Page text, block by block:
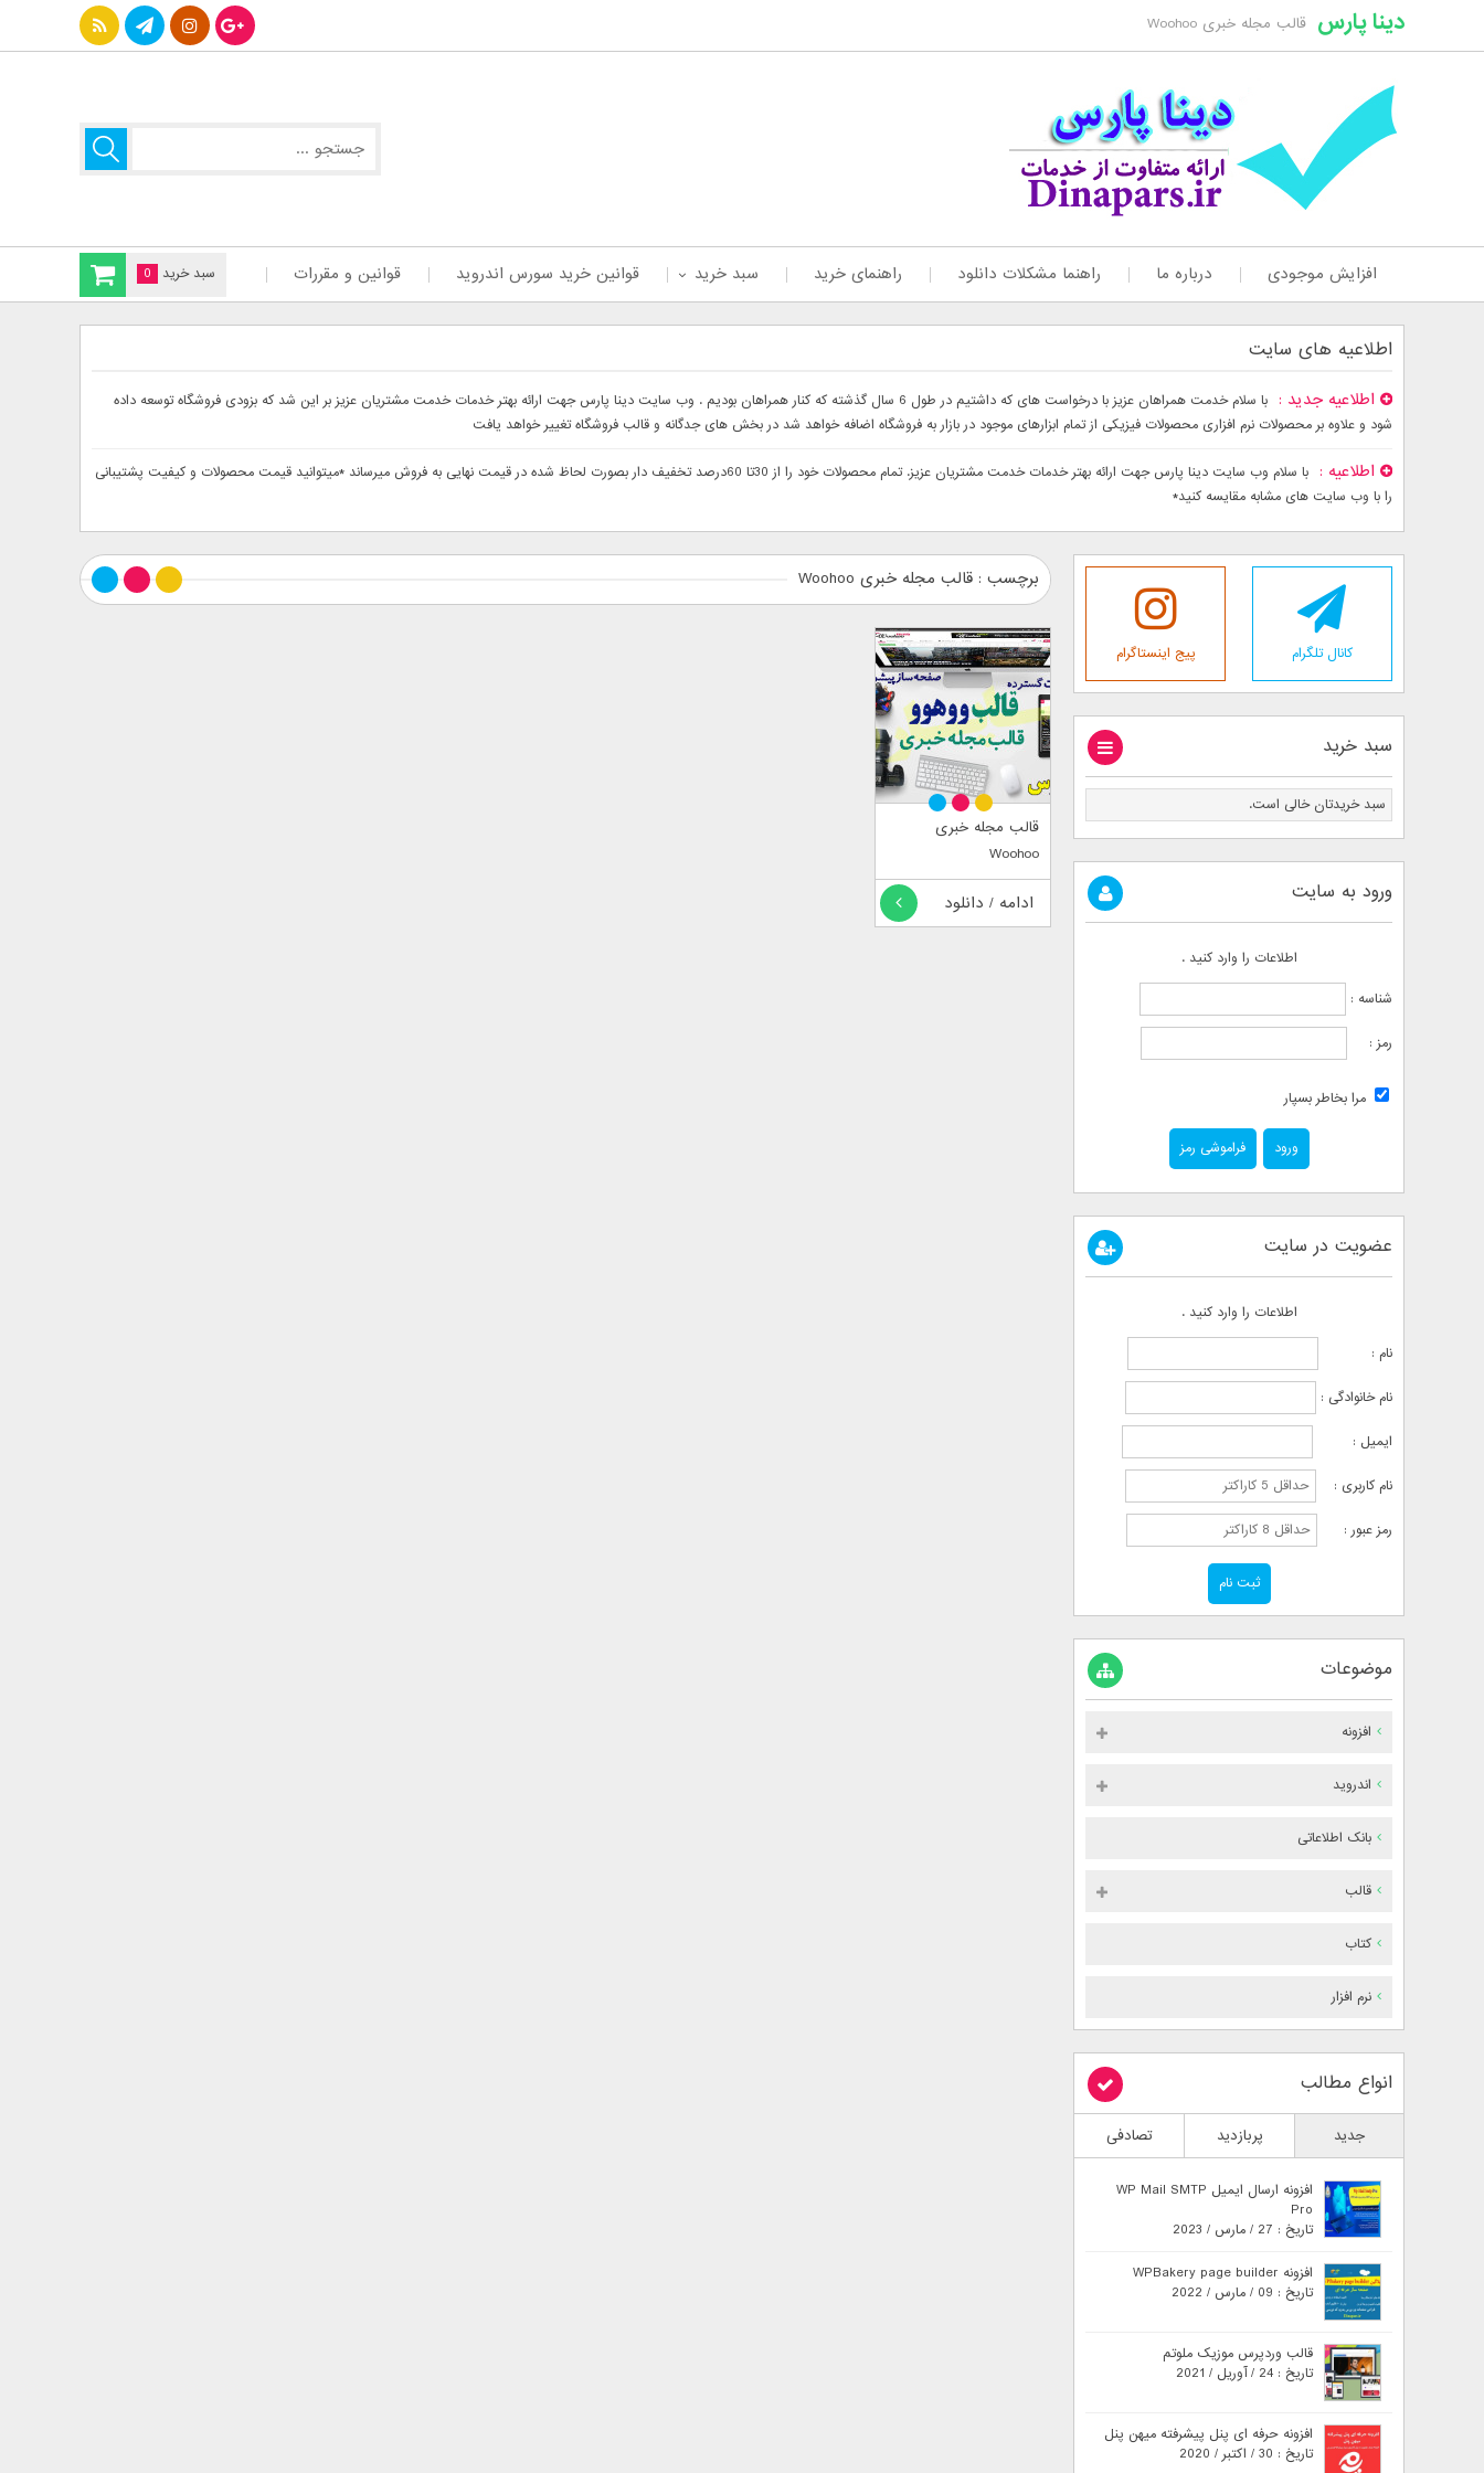
دینا پارس قالب مجله خبری Woohoo
سبد خرید 0 افزایش موجودی درباره ما راهنما مشکلات دانلود راهنمای خرید سبد خرید قوانین خرید سورس اندروید قوانین و مقررات
اطلاعیه های سایت
اطلاعیه جدید
با سلام خدمت همراهان عزیز با درخواست های که داشتیم در طول 6 سال گذشته که کنار همراهان بودیم . وب سایت دینا پارس جهت ارائه بهتر خدمات خدمت مشتریان عزیز بر این شد که بزودی فروشگاه توسعه داده
شود و علاوه بر محصولات نرم افزاری محصولات فیزیکی از تمام ابزارهای موجود در بازار به فروشگاه اضافه خواهد شد در بخش های جدگانه و قالب فروشگاه تغییر خواهد یافت
اطلاعیه
با سلام وب سایت دینا پارس جهت ارائه بهتر خدمات خدمت مشتریان عزیز. تمام محصولات خود را از 30تا 60درصد تخفیف دار بصورت لحاظ شده در قیمت نهایی به فروش میرساند *میتوانید قیمت محصولات و کیفیت پشتیبانی
را با وب سایت های مشابه مقایسه کنید*
برچسب : قالب مجله خبری Woohoo
قالب مجله خبری
Woohoo
ادامه / دانلود
کانال تلگرام پیج اینستاگرام
سبد خرید
سبد خریدتان خالی است.
ورود به سایت
اطلاعات را وارد کنید .
شناسه :
رمز :
مرا بخاطر بسپار
فراموشی رمز
عضویت در سایت
اطلاعات را وارد کنید .
نام :
نام خانوادگی :
ایمیل :
نام کاربری :
رمز عبور :
موضوعات
افزونه
اندروید
بانک اطلاعاتی
قالب
کتاب
نرم افزار
انواع مطالب
جدید پربازدید تصادفی
افزونه ارسال ایمیل WP Mail SMTP
Pro
تاریخ : 27 / مارس / 2023
افزونه WPBakery page builder
تاریخ : 09 / مارس / 2022
قالب وردپرس موزیک ملوتم
تاریخ : 24 / آوریل / 2021
افزونه حرفه ای پنل پیشرفته میهن پنل
تاریخ : 30 / اکتبر / 2020